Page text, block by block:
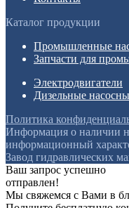
Каталог продукции
Промышленные
Запчасти для
Электродвигатели
Дизельные
Политика
Информация о наличии
информационный
Завод гидравлических
Ваш запрос успешно
отправлен!
Мы свяжемся с Вами в